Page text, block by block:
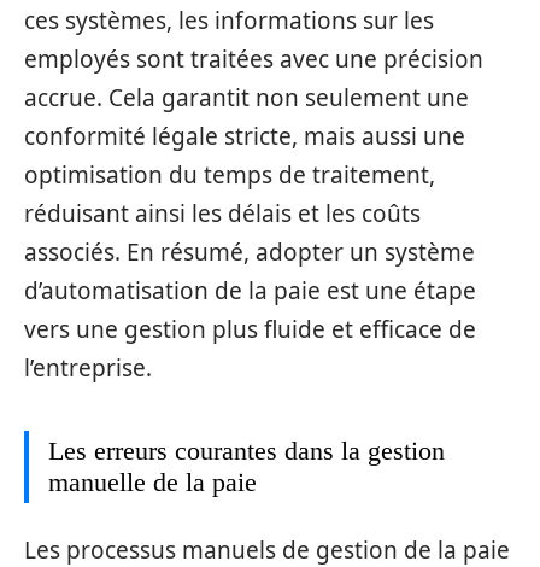
ces systèmes, les informations sur les
employés sont traitées avec une précision
accrue. Cela garantit non seulement une
conformité légale stricte, mais aussi une
optimisation du temps de traitement,
réduisant ainsi les délais et les coûts
associés. En résumé, adopter un système
d’automatisation de la paie est une étape
vers une gestion plus fluide et efficace de
l’entreprise.
Les erreurs courantes dans la gestion
manuelle de la paie
Les processus manuels de gestion de la paie